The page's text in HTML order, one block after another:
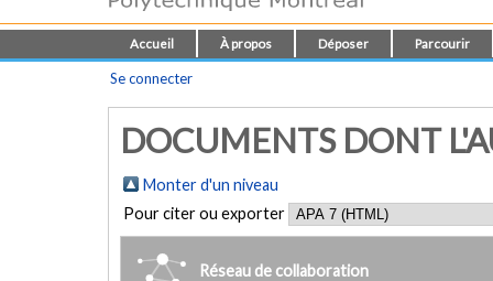
Accueil À propos Déposer Parcourir
Se connecter
DOCUMENTS DONT
Monter d'un niveau
Pour citer ou exporter
Réseau de collaboration